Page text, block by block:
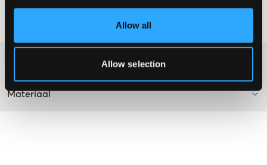
Allow all
Allow selection
Materiaal